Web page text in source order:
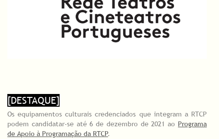
[DESTAQUE]
Os equipamentos culturais credenciados que integram a RTCP
podem candidatar-se até 6 de dezembro de 2021 ao Programa
de Apoio à Programação da RTCP.